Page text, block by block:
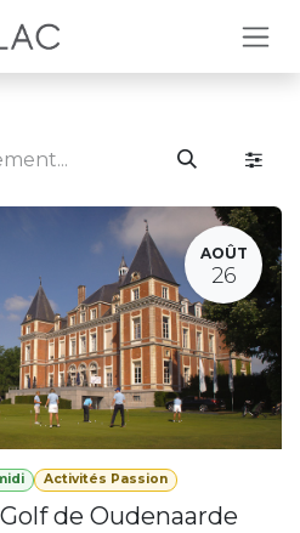
AOÛT
26
Activités Passion
de Oudenaarde